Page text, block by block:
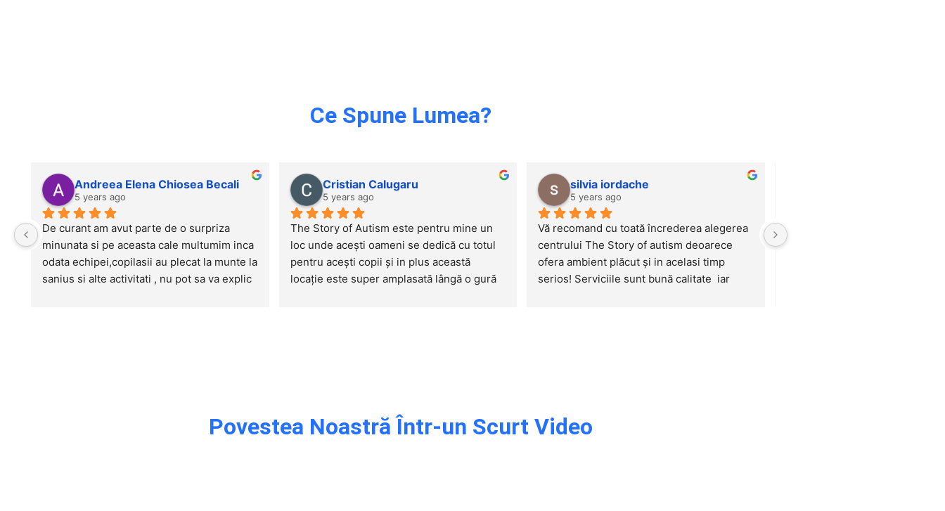
Ce Spune Lumea?
Andreea Elena Chiosea Becali
5 years ago
De curant am avut parte de o surpriza
minunata si pe aceasta cale multumim inca
odata echipei,copilasii au plecat la munte la
sanius si alte activitati , nu pot sa va explic
Cristian Calugaru
5 years ago
The Story of Autism este pentru mine un
loc unde acești oameni se dedică cu totul
pentru acești copii și in plus această
locație este super amplasată lângă o gură
silvia iordache
5 years ago
Vă recomand cu toată încrederea alegerea
centrului The Story of autism deoarece
ofera ambient plăcut și in acelasi timp
serios! Serviciile sunt bună calitate  iar
The story of autism locul unde
terapia cu Daniel , un loc
Povestea Noastră Într-un Scurt Video